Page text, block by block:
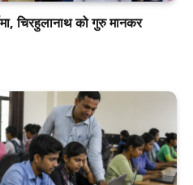
चिरहुलानाथ को गुरु मानकर